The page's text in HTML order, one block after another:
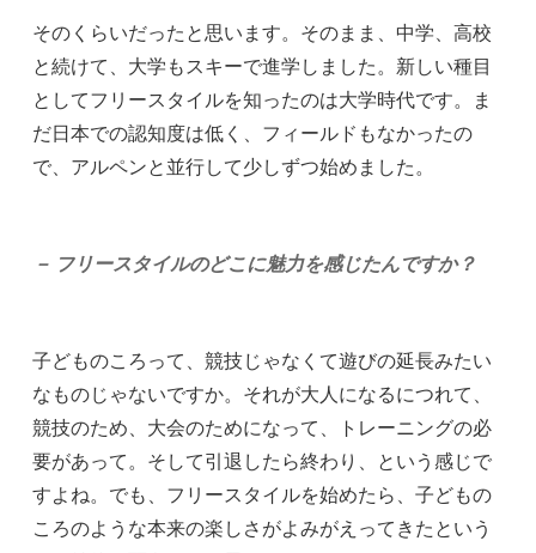
そのくらいだったと思います。そのまま、中学、高校
と続けて、大学もスキーで進学しました。新しい種目
としてフリースタイルを知ったのは大学時代です。ま
だ日本での認知度は低く、フィールドもなかったの
で、アルペンと並行して少しずつ始めました。
－ フリースタイルのどこに魅力を感じたんですか？
子どものころって、競技じゃなくて遊びの延長みたい
なものじゃないですか。それが大人になるにつれて、
競技のため、大会のためになって、トレーニングの必
要があって。そして引退したら終わり、という感じで
すよね。でも、フリースタイルを始めたら、子どもの
ころのような本来の楽しさがよみがえってきたという